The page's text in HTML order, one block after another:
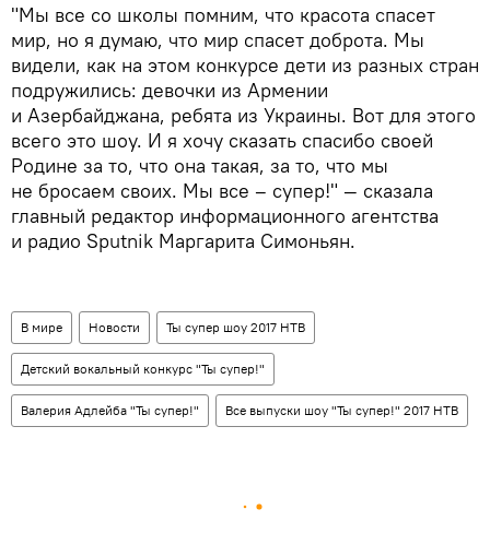
"Мы все со школы помним, что красота спасет
мир, но я думаю, что мир спасет доброта. Мы
видели, как на этом конкурсе дети из разных стран
подружились: девочки из Армении
и Азербайджана, ребята из Украины. Вот для этого
всего это шоу. И я хочу сказать спасибо своей
Родине за то, что она такая, за то, что мы
не бросаем своих. Мы все – супер!" — сказала
главный редактор информационного агентства
и радио Sputnik Маргарита Симоньян.
В мире Новости Ты супер шоу 2017 НТВ
Детский вокальный конкурс "Ты супер!"
Валерия Адлейба "Ты супер!" Все выпуски шоу "Ты супер!" 2017 НТВ